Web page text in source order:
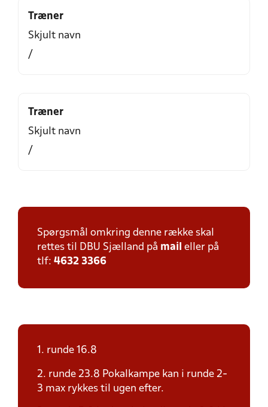
Træner
Skjult navn
/
Træner
Skjult navn
/
Spørgsmål omkring denne række skal
rettes til DBU Sjælland på mail eller på
tlf: 4632 3366
1. runde 16.8
2. runde 23.8 Pokalkampe kan i runde 2-
3 max rykkes til ugen efter.